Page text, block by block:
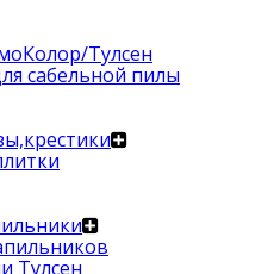
Тулсен
сабельной пилы
Тулсен